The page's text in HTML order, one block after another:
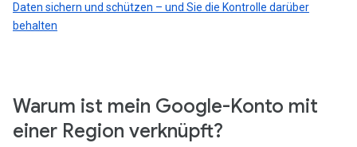
Daten sichern und schützen – und Sie die Kontrolle darüber
behalten
Warum ist mein Google-Konto mit
einer Region verknüpft?